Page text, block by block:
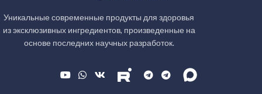
Уникальные современные продукты для здоровья
из эксклюзивных ингредиентов, произведенные на
основе последних научных разработок.